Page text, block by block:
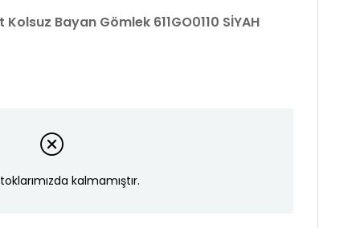
Bayan Gömlek 611GO0110 SİYAH
kalmamıştır.